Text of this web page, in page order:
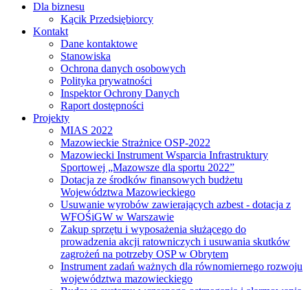
Dla biznesu
Kącik Przedsiębiorcy
Kontakt
Dane kontaktowe
Stanowiska
Ochrona danych osobowych
Polityka prywatności
Inspektor Ochrony Danych
Raport dostępności
Projekty
MIAS 2022
Mazowieckie Strażnice OSP-2022
Mazowiecki Instrument Wsparcia Infrastruktury
Sportowej „Mazowsze dla sportu 2022”
Dotacja ze środków finansowych budżetu
Województwa Mazowieckiego
Usuwanie wyrobów zawierających azbest - dotacja z
WFOŚiGW w Warszawie
Zakup sprzętu i wyposażenia służącego do
prowadzenia akcji ratowniczych i usuwania skutków
zagrożeń na potrzeby OSP w Obrytem
Instrument zadań ważnych dla równomiernego rozwoju
województwa mazowieckiego